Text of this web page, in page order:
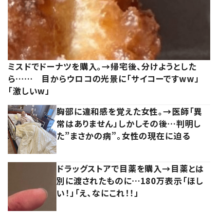
ミスドでドーナツを購入。→帰宅後、分けようとした
ら…… 目からウロコの光景に「サイコーですww」
「激しいw」
胸部に違和感を覚えた女性。→医師「異
常はありません」しかしその後…判明し
た”まさかの病”。女性の現在に迫る
ドラッグストアで目薬を購入→目薬とは
別に渡されたものに…180万表示「ほし
い！」「え、なにこれ！！」